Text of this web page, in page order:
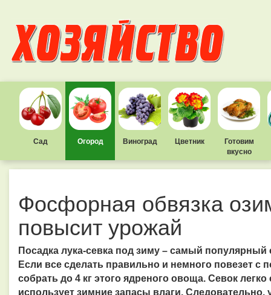
Сад Огород Виноград Цветник
Готовим
вкусно
Фосфорная обвязка
повысит урожай
Посадка лука-севка под зиму – самый
Если все сделать правильно и немного повезет с
собрать до 4 кг этого ядреного овоща. Севок
использует зимние запасы влаги. Следовательно,